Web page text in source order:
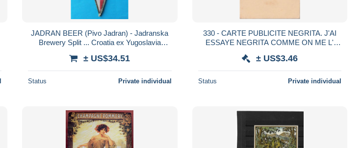
JADRAN BEER (Pivo Jadran) - Jadranska
Brewery Split ... Croatia ex Yugoslavia
± US$34.51
Status Private individual
330 - CARTE PUBLICITE NEGRITA. J'AI
ESSAYE NEGRITA COMME ON ME L'
D' AUTRE RHUM . SCAN
± US$3.46
Status Private individual